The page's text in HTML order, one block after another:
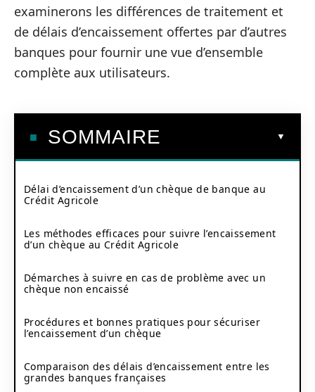
examinerons les différences de traitement et
de délais d’encaissement offertes par d’autres
banques pour fournir une vue d’ensemble
complète aux utilisateurs.
SOMMAIRE
Délai d’encaissement d’un chèque de banque au
Crédit Agricole
Les méthodes efficaces pour suivre l’encaissement
d’un chèque au Crédit Agricole
Démarches à suivre en cas de problème avec un
chèque non encaissé
Procédures et bonnes pratiques pour sécuriser
l’encaissement d’un chèque
Comparaison des délais d’encaissement entre les
grandes banques françaises